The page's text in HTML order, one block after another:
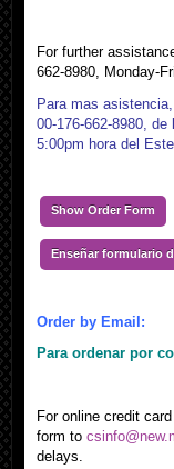
For further
662-8980, Monday-
Para mas
00-176-662-8980,
5:00pm hora del
Show Order Form
Enseñar formulario
Order by Email:
Para ordenar por
For online credit
form to
delays.